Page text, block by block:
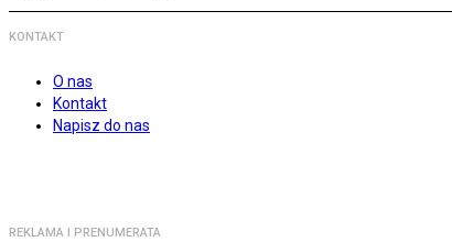
KONTAKT
O nas
Kontakt
Napisz do nas
REKLAMA I PRENUMERATA